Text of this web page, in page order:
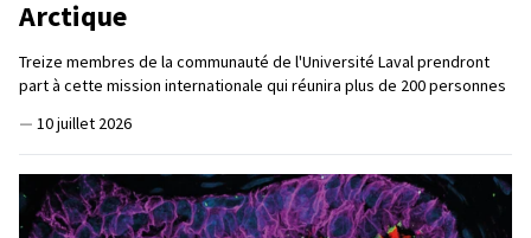
Arctique
Treize membres de la communauté de l'Université Laval prendront
part à cette mission internationale qui réunira plus de 200 personnes
— 10 juillet 2026